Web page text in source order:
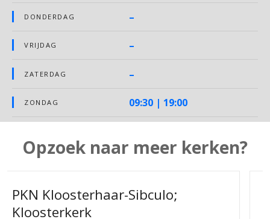
DONDERDAG –
VRIJDAG –
ZATERDAG –
ZONDAG 09:30 | 19:00
Opzoek naar meer kerken?
Vergadering der Gelovingen